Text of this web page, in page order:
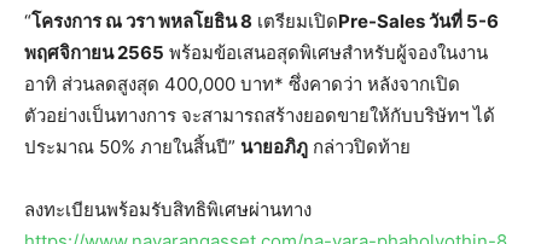
“โครงการ ณ วรา พหลโยธิน 8 เตรียมเปิดPre-Sales วันที่ 5-6
พฤศจิกายน 2565 พร้อมข้อเสนอสุดพิเศษสำหรับผู้จองในงาน
อาทิ ส่วนลดสูงสุด 400,000 บาท* ซึ่งคาดว่า หลังจากเปิด
ตัวอย่างเป็นทางการ จะสามารถสร้างยอดขายให้กับบริษัทฯ ได้
ประมาณ 50% ภายในสิ้นปี” นายอภิภู กล่าวปิดท้าย
ลงทะเบียนพร้อมรับสิทธิพิเศษผ่านทาง